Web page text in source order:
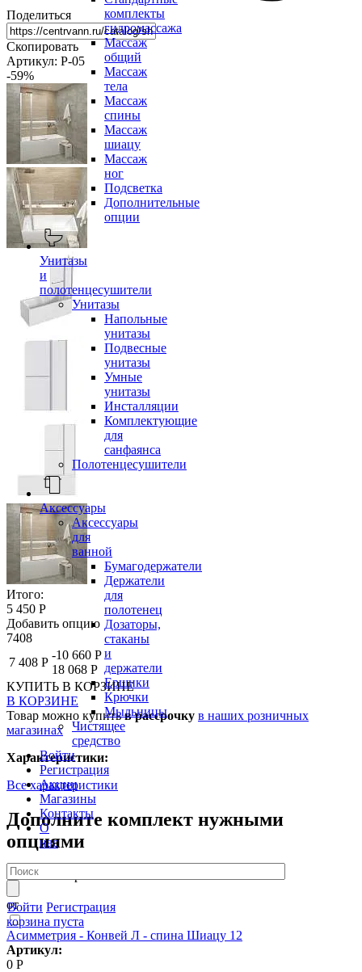
комплекты
гидромассажа
Массаж
общий
Массаж
тела
Массаж
спины
Массаж
шиацу
Массаж
ног
Подсветка
Дополнительные
опции
Унитазы
и
полотенцесушители
Унитазы
Напольные
унитазы
Подвесные
унитазы
Умные
унитазы
Инсталляции
Комплектующие
для
санфаянса
Полотенцесушители
Аксессуары
Аксессуары
для
ванной
Бумагодержатели
Держатели
для
полотенец
Дозаторы,
стаканы
и
держатели
Ершики
Крючки
Мыльницы
Чистящее
средство
Войти
Регистрация
Акции
Магазины
Контакты
О
нас
Войти Регистрация
корзина пуста
Поделиться
Скопировать
Артикул: P-05
-59%
Итого:
5 450 Р
Добавить опцию
7408
7 408 Р
-10 660 Р
18 068 Р
КУПИТЬ В КОРЗИНЕ
В КОРЗИНЕ
Товар можно купитьв рассрочку в наших розничных
магазинах
Характеристики:
Все характеристики
Дополните комплект нужными
опциями
7 408 Р
от
Асимметрия - Конвей Л - спина Шиацу 12
Артикул:
0 Р